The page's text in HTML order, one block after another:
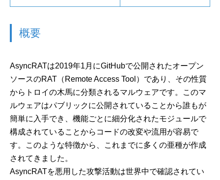
概要
AsyncRATは2019年1月にGitHubで公開されたオープン
ソースのRAT（Remote Access Tool）であり、その性質
からトロイの木馬に分類されるマルウェアです。このマ
ルウェアはパブリックに公開されていることから誰もが
簡単に入手でき、機能ごとに細分化されたモジュールで
構成されていることからコードの改変や流用が容易で
す。このような特徴から、これまでに多くの亜種が作成
されてきました。
AsyncRATを悪用した攻撃活動は世界中で確認されてい